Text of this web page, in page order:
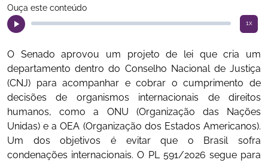
Ouça este conteúdo
1x
O Senado aprovou um projeto de lei que cria um
departamento dentro do Conselho Nacional de Justiça
(CNJ) para acompanhar e cobrar o cumprimento de
decisões de organismos internacionais de direitos
humanos, como a ONU (Organização das Nações
Unidas) e a OEA (Organização dos Estados Americanos).
Um dos objetivos é evitar que o Brasil sofra
condenações internacionais. O PL 591/2026 segue para